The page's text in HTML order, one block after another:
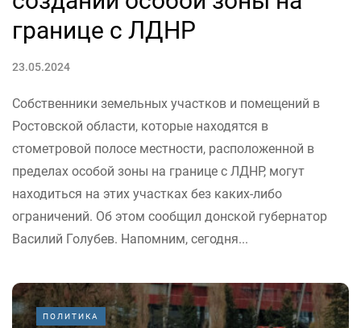
границе с ЛДНР
23.05.2024
Собственники земельных участков и помещений в
Ростовской области, которые находятся в
стометровой полосе местности, расположенной в
пределах особой зоны на границе с ЛДНР, могут
находиться на этих участках без каких-либо
ограничений. Об этом сообщил донской губернатор
Василий Голубев. Напомним, сегодня...
ПОЛИТИКА